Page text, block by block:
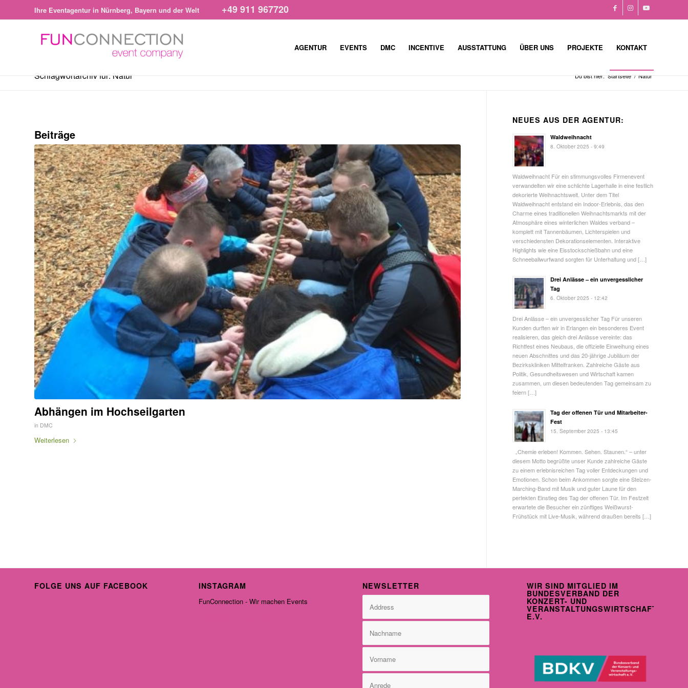
Ihre Eventagentur in Nürnberg, Bayern und der Welt +49 911 967720
AGENTUR EVENTS DMC INCENTIVE AUSSTATTUNG ÜBER UNS PROJEKTE KONTAKT
Schlagwortarchiv für: Natur Du bist hier: Startseite / Natur
Beiträge
Abhängen im Hochseilgarten
in DMC
Weiterlesen
NEUES AUS DER AGENTUR:
Waldweihnacht
8. Oktober 2025 - 9:49
Waldweihnacht Für ein stimmungsvolles Firmenevent
verwandelten wir eine schlichte Lagerhalle in eine festlich
dekorierte Weihnachtswelt. Unter dem Titel
Waldweihnacht entstand ein Indoor-Erlebnis, das den
Charme eines traditionellen Weihnachtsmarkts mit der
Atmosphäre eines winterlichen Waldes verband –
komplett mit Tannenbäumen, Lichterspielen und
verschiedensten Dekorationselementen. Interaktive
Highlights wie eine Eisstockschießbahn und eine
Schneeballwurfwand sorgten für Unterhaltung und […]
Drei Anlässe – ein unvergesslicher
Tag
6. Oktober 2025 - 12:42
Drei Anlässe – ein unvergesslicher Tag Für unseren
Kunden durften wir in Erlangen ein besonderes Event
realisieren, das gleich drei Anlässe vereinte: das
Richtfest eines Neubaus, die offizielle Einweihung eines
neuen Abschnittes und das 20-jährige Jubiläum der
Bezirkskliniken Mittelfranken. Zahlreiche Gäste aus
Politik, Gesundheitswesen und Wirtschaft kamen
zusammen, um diesen bedeutenden Tag gemeinsam zu
feiern […]
Tag der offenen Tür und Mitarbeiter-
Fest
15. September 2025 - 13:45
„Chemie erleben! Kommen. Sehen. Staunen.“ – unter
diesem Motto begrüßte unser Kunde zahlreiche Gäste
zu einem erlebnisreichen Tag voller Entdeckungen und
Emotionen. Schon beim Ankommen sorgte eine Stelzen-
Marching-Band mit Musik und guter Laune für den
perfekten Einstieg des Tag der offenen Tür. Im Festzelt
erwartete die Besucher ein zünftiges Weißwurst-
Frühstück mit Live-Musik, während draußen bereits […]
FOLGE UNS AUF FACEBOOK INSTAGRAM
FunConnection - Wir machen Events
NEWSLETTER WIR SIND MITGLIED IM
BUNDESVERBAND DER
KONZERT- UND
VERANSTALTUNGSWIRTSCHAFT
E.V.